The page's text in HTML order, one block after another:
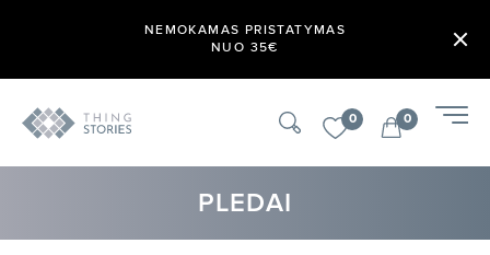
NEMOKAMAS PRISTATYMAS
NUO 35€
0 0
PLEDAI